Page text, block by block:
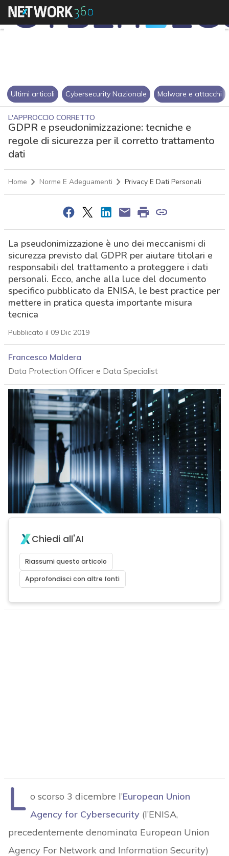
Ultimi articoli Cybersecurity Nazionale Malware e attacchi
L'APPROCCIO CORRETTO
GDPR e pseudonimizzazione: tecniche e
regole di sicurezza per il corretto trattamento
dati
Home Norme E Adeguamenti Privacy E Dati Personali
La pseudonimizzazione è uno dei meccanismi di
sicurezza previsto dal GDPR per aiutare titolari e
responsabili del trattamento a proteggere i dati
personali. Ecco, anche alla luce del documento
specifico pubblicato da ENISA, le best practice per
mettere in pratica questa importante misura
tecnica
Pubblicato il 09 Dic 2019
Francesco Maldera
Data Protection Officer e Data Specialist
Chiedi all'AI
Riassumi questo articolo
Approfondisci con altre fonti
L o scorso 3 dicembre l’European Union
Agency for Cybersecurity(l’ENISA,
precedentemente denominata European Union
Agency For Network and Information Security)